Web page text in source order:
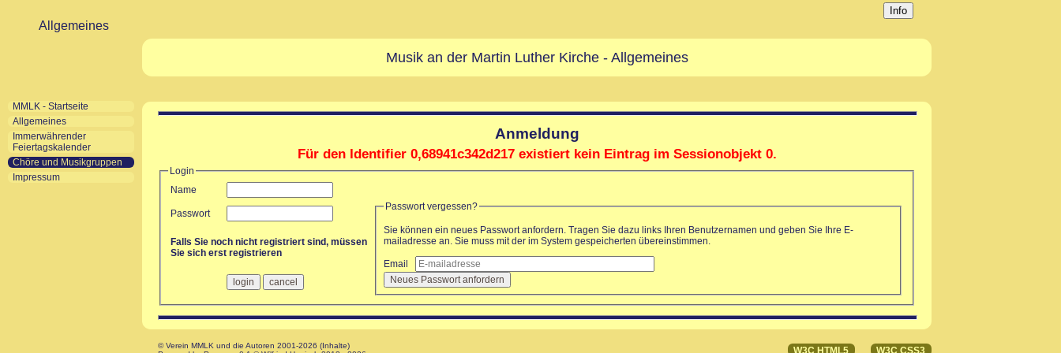
Allgemeines
MMLK - Startseite
Allgemeines
Immerwährender
Feiertagskalender
Chöre und Musikgruppen
Impressum
Info
Musik an der Martin Luther Kirche - Allgemeines
Anmeldung
Für den Identifier 0,68941c342d217 existiert kein Eintrag im Sessionobjekt 0.
Login
Name
Passwort
Passwort vergessen?
Sie können ein neues Passwort anfordern. Tragen Sie dazu links Ihren Benutzernamen und geben Sie Ihre E-
mailadresse an. Sie muss mit der im System gespeicherten übereinstimmen.
Email
Falls Sie noch nicht registriert sind, müssen
Sie sich erst registrieren
© Verein MMLK und die Autoren 2001-2026 (Inhalte)
W3C CSS3
W3C HTML5